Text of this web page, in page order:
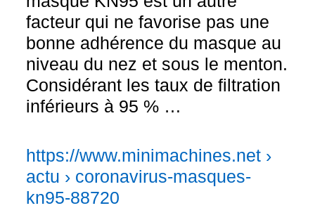
facteur qui ne favorise pas une
bonne adhérence du masque au
niveau du nez et sous le menton.
Considérant les taux de filtration
inférieurs à 95 % …
https://www.minimachines.net ›
actu › coronavirus-masques-
kn95-88720